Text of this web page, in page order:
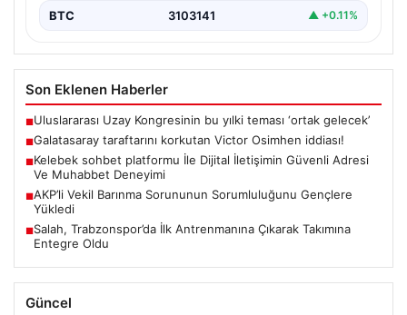
BTC 3103141 ▲ +0.11%
Son Eklenen Haberler
■Uluslararası Uzay Kongresinin bu yılki teması ‘ortak gelecek’
■Galatasaray taraftarını korkutan Victor Osimhen iddiası!
■Kelebek sohbet platformu İle Dijital İletişimin Güvenli Adresi
Ve Muhabbet Deneyimi
■AKP’li Vekil Barınma Sorununun Sorumluluğunu Gençlere
Yükledi
■Salah, Trabzonspor’da İlk Antrenmanına Çıkarak Takımına
Entegre Oldu
Güncel